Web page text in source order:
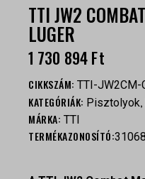
TTI JW2
LUGER
1 730 894Ft
CIKKSZÁM: TTI-JW2CM-
KATEGÓRIÁK: Pisztolyok,
MÁRKA: TTI
TERMÉKAZONOSÍTÓ:31068